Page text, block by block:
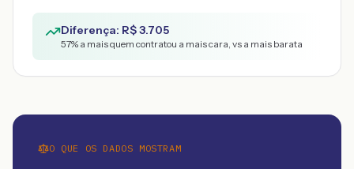
Diferença: R$3.705
57% a mais quem contratou a mais cara, vs a mais barata
O QUE OS DADOS MOSTRAM